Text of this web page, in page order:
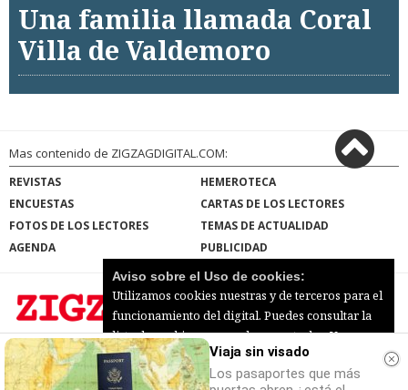
Una familia llamada Coral
Villa de Valdemoro
Mas contenido de ZIGZAGDIGITAL.COM:
REVISTAS
HEMEROTECA
ENCUESTAS
CARTAS DE LOS LECTORES
FOTOS DE LOS LECTORES
TEMAS DE ACTUALIDAD
AGENDA
PUBLICIDAD
ZIGZAGDIGITAL.COM |Términos de uso |
Protección de datos|Mapa del sitio
© 2026 | Todos los derechos reservados
Viaja sin visado
Los pasaportes que más
Aviso sobre el Uso de cookies:
Utilizamos cookies nuestras y de terceros para el
funcionamiento del digital. Puedes consultar la
lista de cookies y como desconectarlas.Ver
nuestra Política de Privacidad y Cookies